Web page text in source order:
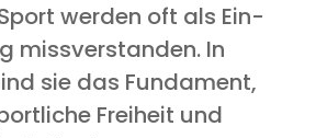
wer­den oft als Ein­
miss­ver­stan­den. In
sie das Fun­da­ment,
Frei­heit und